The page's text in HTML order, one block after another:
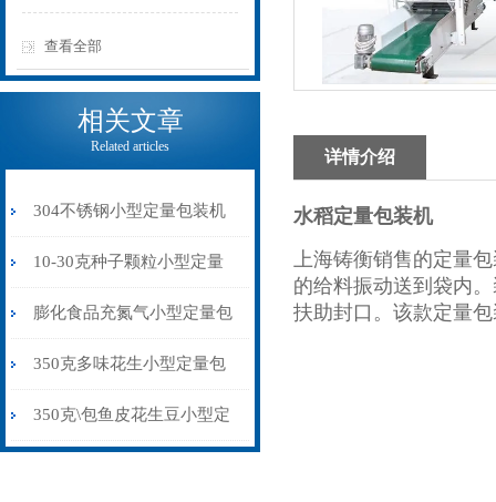
查看全部
相关文章
Related articles
304不锈钢小型定量包装机
食品杂粮中药粉打包机
10-30克种子颗粒小型定量
包装机称重制袋封口
膨化食品充氮气小型定量包
装机厂家价格
350克多味花生小型定量包
装机背封品牌
350克\包鱼皮花生豆小型定
详情介绍
水稻定量包装机
上海铸衡销售的定量
的给料振动送到袋内
扶助封口。该款定量